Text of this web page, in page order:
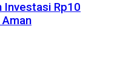
Investasi Rp10